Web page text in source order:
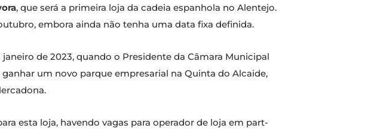
, que será a primeira loja da cadeia espanhola no Alentejo.
embora ainda não tenha uma data fixa definida.
de 2023, quando o Presidente da Câmara Municipal
um novo parque empresarial na Quinta do Alcaide,
esta loja, havendo vagas para operador de loja em part-